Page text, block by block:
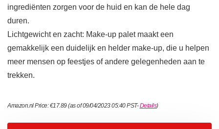
ingrediënten zorgen voor de huid en kan de hele dag
duren.
Lichtgewicht en zacht: Make-up palet maakt een
gemakkelijk een duidelijk en helder make-up, die u helpen
meer mensen op feestjes of andere gelegenheden aan te
trekken.
Amazon.nl Price:€17.89(as of 09/04/2023 05:40 PST-Details)